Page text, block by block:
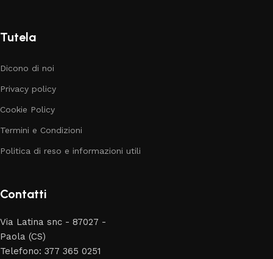
Tutela
Dicono di noi
Privacy policy
Cookie Policy
Termini e Condizioni
Politica di reso e informazioni utili
Contatti
Via Latina snc - 87027 -
Paola (CS)
Telefono: 377 365 0251